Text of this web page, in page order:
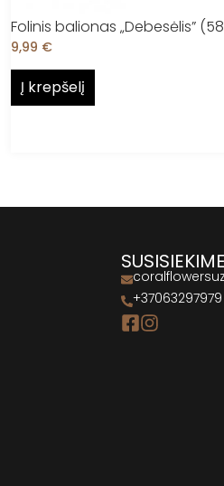
Folinis balionas „Debesėlis”
9,99 €
Į krepšelį
SUSISIEKIME
+37063297979